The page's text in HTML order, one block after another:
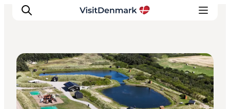
Inspiratie
Bestemmingen
Angling